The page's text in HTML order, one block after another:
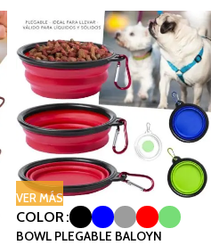
VER MÁS
COLOR
BOWL PLEGABLE BALOYN